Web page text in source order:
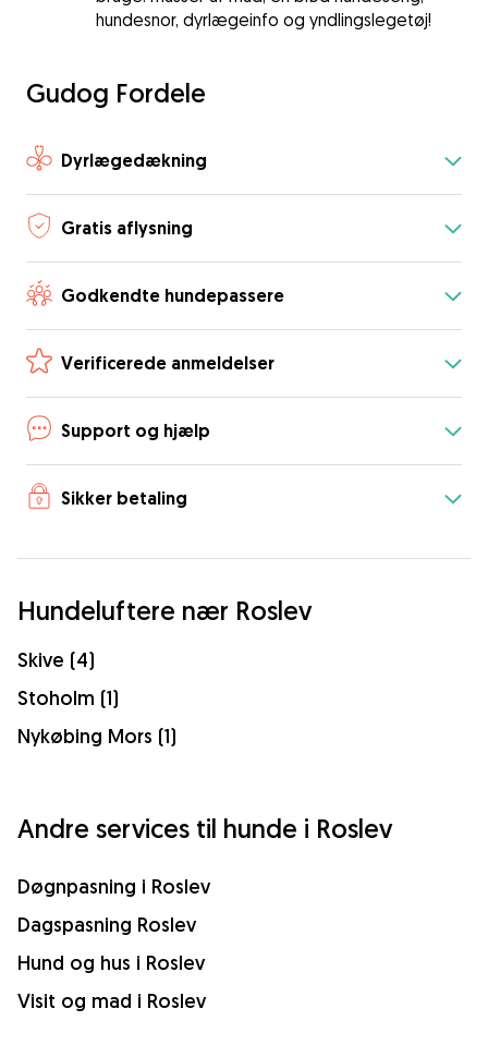
hundesnor, dyrlægeinfo og yndlingslegetøj!
Gudog Fordele
Dyrlægedækning
Gratis aflysning
Godkendte hundepassere
Verificerede anmeldelser
Support og hjælp
Sikker betaling
Hundeluftere nær Roslev
Skive (4)
Stoholm (1)
Nykøbing Mors (1)
Andre services til hunde i Roslev
Døgnpasning i Roslev
Dagspasning Roslev
Hund og hus i Roslev
Visit og mad i Roslev